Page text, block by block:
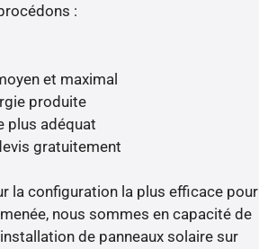
:
et maximal
produite
plus adéquat
gratuitement
la configuration la plus efficace pour
nous sommes en capacité de
de panneaux solaire sur